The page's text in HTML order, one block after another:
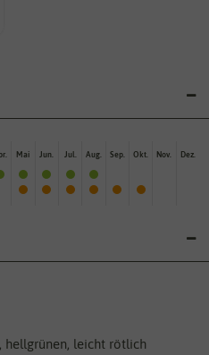
Mai Jun. Jul. Aug. Sep. Okt. Nov. Dez.
hellgrünen, leicht rötlich